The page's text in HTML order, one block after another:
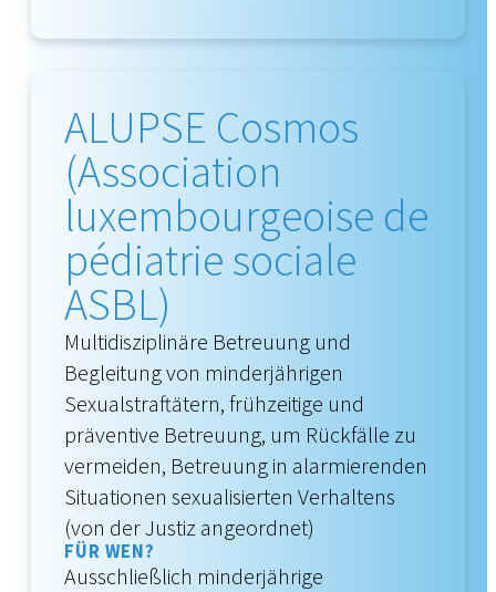
ALUPSE Cosmos
(Association
luxembourgeoise de
pédiatrie sociale
ASBL)
Multidisziplinäre Betreuung und
Begleitung von minderjährigen
Sexualstraftätern, frühzeitige und
präventive Betreuung, um Rückfälle zu
vermeiden, Betreuung in alarmierenden
Situationen sexualisierten Verhaltens
(von der Justiz angeordnet)
FÜR WEN?
Ausschließlich minderjährige